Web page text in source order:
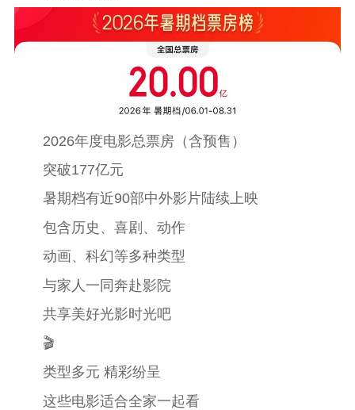
首页
公示公告
通知公告 信息公开制度
信息公开年度报
理论武装
2026年度电影总票房（含预售）
突破177亿元
暑期档有近90部中外影片陆续上映
包含历史、喜剧、动作
动画、科幻等多种类型
与家人一同奔赴影院
共享美好光影时光吧
🎬
类型多元 精彩纷呈
这些电影适合全家一起看